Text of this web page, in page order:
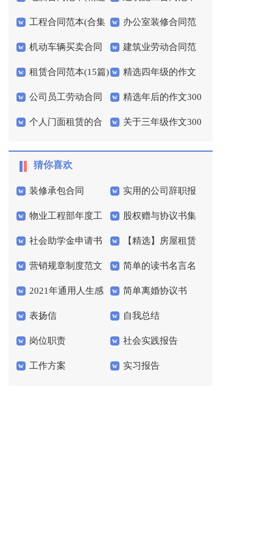
15篇) 13篇
工程合同范本(合集
15篇)
办公室装修合同范
本
机动车辆买卖合同
范本
建筑业劳动合同范
本
租赁合同范本(15篇) 精选四年级的作文
300字集锦6篇
公司员工劳动合同
范本
精选年后的作文300
字4篇
个人门面租赁的合 关于三年级作文300
猜你喜欢
装修承包合同 实用的公司辞职报
告三篇
物业工程部年度工
作计划
股权赠与协议书集
合5篇
社会助学金申请书 【精选】房屋租赁
合同合集五篇
营销规章制度范文
（通用5篇）
简单的读书名言名
句摘录88条
2021年通用人生感
言语录67句
简单离婚协议书
表扬信 自我总结
岗位职责 社会实践报告
工作方案 实习报告